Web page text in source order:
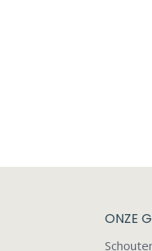
ONZE